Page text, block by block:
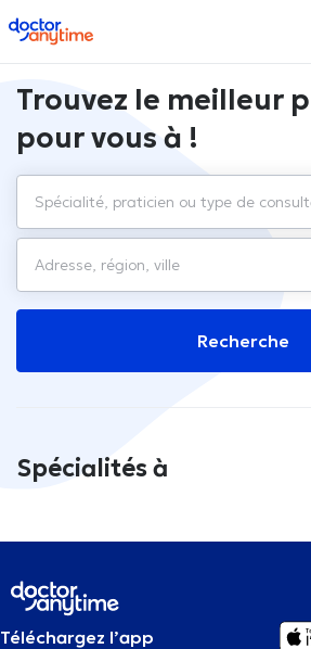
doctoranytime
Trouvez le meilleur
pour vous à !
Recherche
Spécialités à
Téléchargez l’app